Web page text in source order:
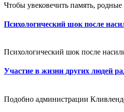
Чтобы увековечить память,
Психологический шок после
Психологический шок после
Участие в жизни других людей
Подобно администрации